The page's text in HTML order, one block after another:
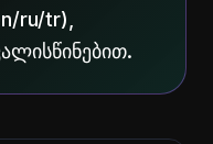
ru/tr),